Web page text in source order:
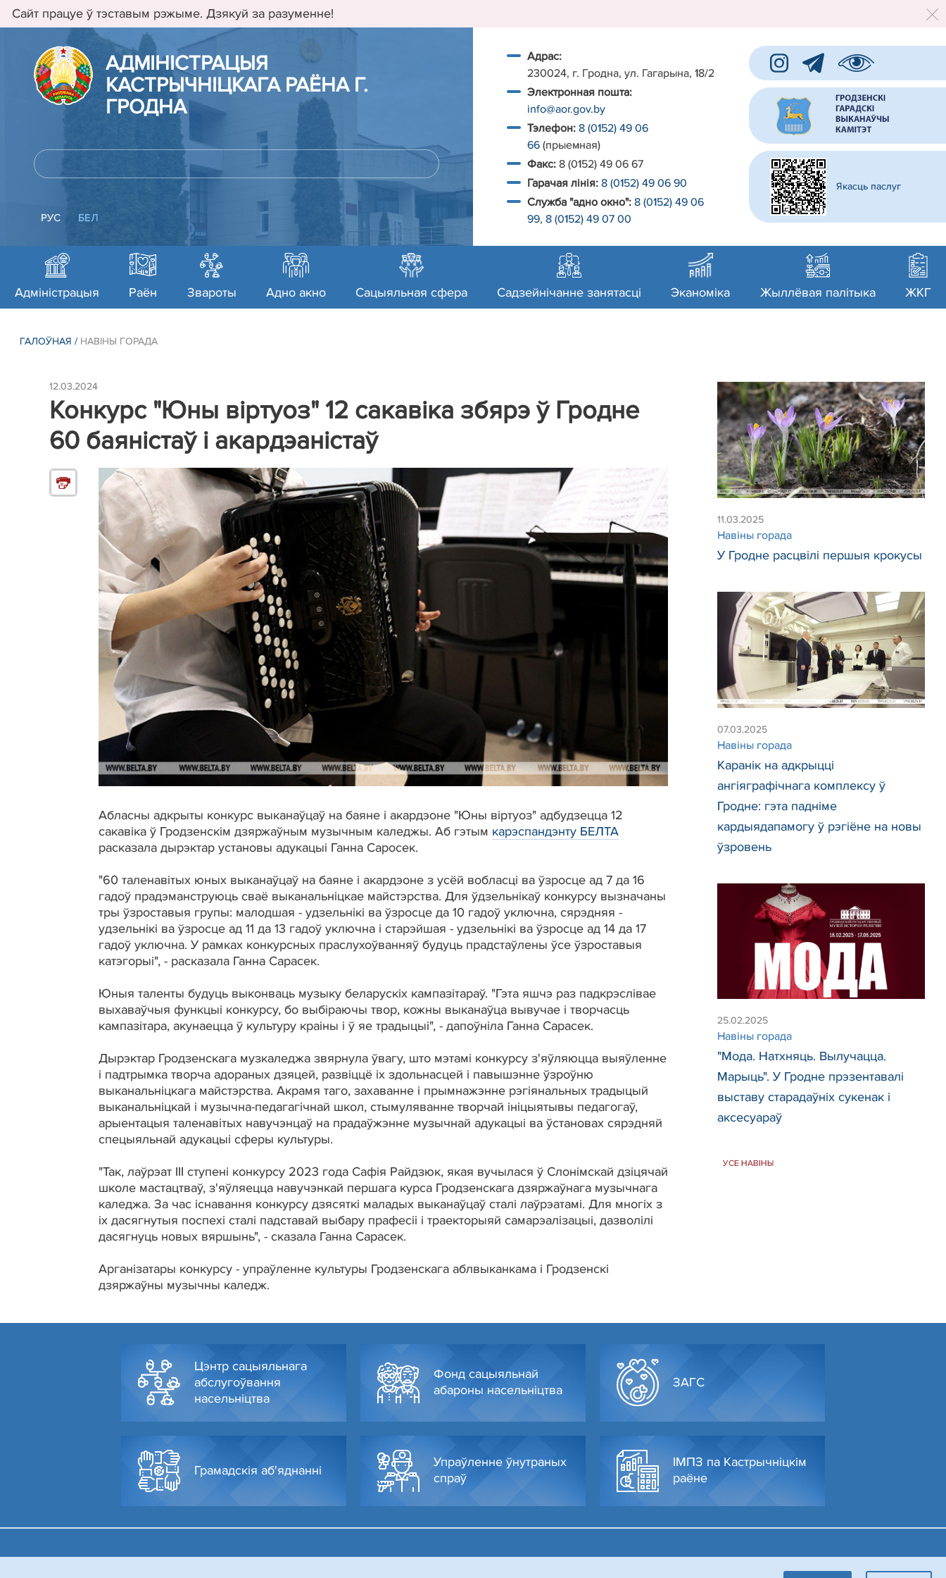
Сайт працуе ў тэставым рэжыме. Дзякуй за разуменне!
АДМIНIСТРАЦЫЯ
КАСТРЫЧНIЦКАГА РАЁНА Г.
ГРОДНА
РУС БЕЛ
Адрас:
230024, г. Гродна, ул. Гагарына, 18/2
Электронная пошта:
info@aor.gov.by
Тэлефон: 8 (0152) 49 06
66 (прыемная)
Факс: 8 (0152) 49 06 67
Гарачая лiнiя: 8 (0152) 49 06 90
Служба "адно окно": 8 (0152) 49 06
99, 8 (0152) 49 07 00
Якасць паслуг
Адміністрацыя Раён Звароты Адно акно Сацыяльная сфера Садзейнічанне занятасці Эканоміка Жыллёвая палітыка ЖКГ
ГАЛОЎНАЯ / НАВІНЫ ГОРАДА
12.03.2024
Конкурс "Юны віртуоз" 12 сакавіка збярэ ў Гродне
60 баяністаў і акардэаністаў
Абласны адкрыты конкурс выканаўцаў на баяне і акардэоне "Юны віртуоз" адбудзецца 12
сакавіка ў Гродзенскім дзяржаўным музычным каледжы. Аб гэтым карэспандэнту БЕЛТА
расказала дырэктар установы адукацыі Ганна Саросек.
"60 таленавітых юных выканаўцаў на баяне і акардэоне з усёй вобласці ва ўзросце ад 7 да 16
гадоў прадэманструюць сваё выканальніцкае майстэрства. Для ўдзельнікаў конкурсу вызначаны
тры ўзроставыя групы: малодшая - удзельнікі ва ўзросце да 10 гадоў уключна, сярэдняя -
удзельнікі ва ўзросце ад 11 да 13 гадоў уключна і старэйшая - удзельнікі ва ўзросце ад 14 да 17
гадоў уключна. У рамках конкурсных праслухоўванняў будуць прадстаўлены ўсе ўзроставыя
катэгорыі", - расказала Ганна Сарасек.
Юныя таленты будуць выконваць музыку беларускіх кампазітараў. "Гэта яшчэ раз падкрэслівае
выхаваўчыя функцыі конкурсу, бо выбіраючы твор, кожны выканаўца вывучае і творчасць
кампазітара, акунаецца ў культуру краіны і ў яе традыцыі", - дапоўніла Ганна Сарасек.
Дырэктар Гродзенскага музкаледжа звярнула ўвагу, што мэтамі конкурсу з'яўляюцца выяўленне
і падтрымка творча адораных дзяцей, развіццё іх здольнасцей і павышэнне ўзроўню
выканальніцкага майстэрства. Акрамя таго, захаванне і прымнажэнне рэгіянальных традыцый
выканальніцкай і музычна-педагагічнай школ, стымуляванне творчай ініцыятывы педагогаў,
арыентацыя таленавітых навучэнцаў на прадаўжэнне музычнай адукацыі ва ўстановах сярэдняй
спецыяльнай адукацыі сферы культуры.
"Так, лаўрэат III ступені конкурсу 2023 года Сафія Райдзюк, якая вучылася ў Слонімскай дзіцячай
школе мастацтваў, з'яўляецца навучэнкай першага курса Гродзенскага дзяржаўнага музычнага
каледжа. За час існавання конкурсу дзясяткі маладых выканаўцаў сталі лаўрэатамі. Для многіх з
іх дасягнутыя поспехі сталі падставай выбару прафесіі і траекторыяй самарэалізацыі, дазволілі
дасягнуць новых вяршынь", - сказала Ганна Сарасек.
Арганізатары конкурсу - упраўленне культуры Гродзенскага аблвыканкама і Гродзенскі
дзяржаўны музычны каледж.
11.03.2025
Навіны горада
У Гродне расцвілі першыя крокусы
07.03.2025
Навіны горада
Каранік на адкрыцці
ангіяграфічнага комплексу ў
Гродне: гэта падніме
кардыядапамогу ў рэгіёне на новы
ўзровень
25.02.2025
Навіны горада
"Мода. Натхняць. Вылучацца.
Марыць". У Гродне прэзентавалі
выставу старадаўніх сукенак і
аксесуараў
УСЕ НАВІНЫ
Цэнтр сацыяльнага
абслугоўвання
насельніцтва
Фонд сацыяльнай
абароны насельніцтва
ЗАГС
Грамадскія аб'яднанні
Упраўленне ўнутраных
спраў
ІМПЗ па Кастрычніцкім
раёне